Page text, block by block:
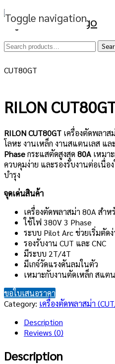
Search
for:
Toggle navigation
CUT80GT
RILON
RILON CUT80GT เครื่องตัดพลาส
โลหะ งานเหล็ก งานสแตนเลส แล
Phaseกระแสตัดสูงสุด 80A เหมา
ควบคุมง่าย และรองรับงานต่อเนื่อ
บำรุง
จุดเด่นสินค้า
เครื่องตัดพลาสม่า 80A สำ
ใช้ไฟ 380V 3 Phase
ระบบ Pilot Arc ช่วยเริ่มตัดง่
รองรับงาน CUT และ CNC
มีระบบ 2T/4T
มีเกจ์วัดแรงดันลมในตัว
เหมาะกับงานตัดเหล็ก สแต
ขอใบเสนอราคา
Category: เครื่องตัดพลาสม่า
Description
Reviews (0)
Description